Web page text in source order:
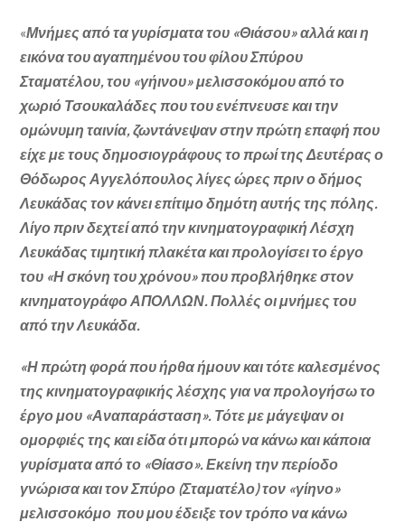
«Μνήμες από τα γυρίσματα του «Θιάσου» αλλά και η
εικόνα του αγαπημένου του φίλου Σπύρου
Σταματέλου, του «γήινου» μελισσοκόμου από το
χωριό Τσουκαλάδες που του ενέπνευσε και την
ομώνυμη ταινία, ζωντάνεψαν στην πρώτη επαφή που
είχε με τους δημοσιογράφους το πρωί της Δευτέρας ο
Θόδωρος Αγγελόπουλος λίγες ώρες πριν ο δήμος
Λευκάδας τον κάνει επίτιμο δημότη αυτής της πόλης.
Λίγο πριν δεχτεί από την κινηματογραφική Λέσχη
Λευκάδας τιμητική πλακέτα και προλογίσει το έργο
του «Η σκόνη του χρόνου» που προβλήθηκε στον
κινηματογράφο ΑΠΟΛΛΩΝ. Πολλές οι μνήμες του
από την Λευκάδα.
«Η πρώτη φορά που ήρθα ήμουν και τότε καλεσμένος
της κινηματογραφικής λέσχης για να προλογήσω το
έργο μου «Αναπαράσταση». Τότε με μάγεψαν οι
ομορφιές της και είδα ότι μπορώ να κάνω και κάποια
γυρίσματα από το «Θίασο». Εκείνη την περίοδο
γνώρισα και τον Σπύρο (Σταματέλο) τον «γίηνο»
μελισσοκόμο που μου έδειξε τον τρόπο να κάνω